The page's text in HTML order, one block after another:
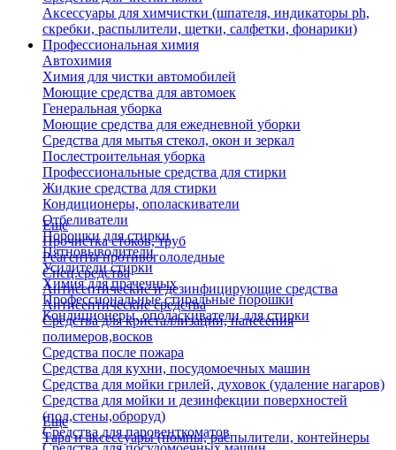
Аксессуары для химчистки (шпателя, индикаторы ph,
скребки, распылители, щетки, салфетки, фонарики)
Профессиональная химия
Автохимия
Химия для чистки автомобилей
Моющие средства для автомоек
Генеральная уборка
Моющие средства для ежедневной уборки
Средства для мытья стекол, окон и зеркал
Послестроительная уборка
Профессиональные средства для стирки
Жидкие средства для стирки
Кондиционеры, ополаскиватели
Отбеливатели
Порошки для стирки
Пятновыводители
Усилители стирки
Химия для прачечных
Профессиональные стиральные порошки
Кондиционеры, ополаскиватели для стирки
Еще
Прочистка стоков, труб
Реагенты противогололедные
Спец.средства
Антисептические и дезинфицирующие средства
Антисептические средства
Средства для кристаллизации, нанесения
полимеров,восков
Средства после пожара
Средства для кухни, посудомоечных машин
Средства для мойки грилей, духовок (удаление нагаров)
Средства для мойки и дезинфекции поверхностей
(пол,стены,оброруд)
Средства для паровенткоматов
Еще
Тара и аксессуары (помпы, распылители, контейнеры